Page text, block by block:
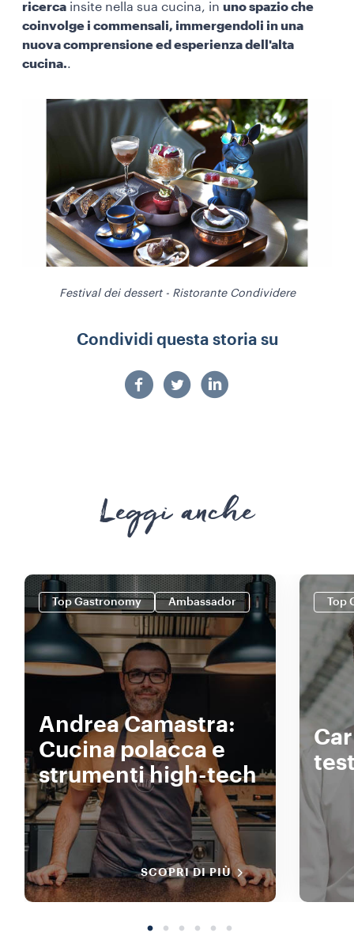
ricerca insite nella sua cucina, in uno spazio che
coinvolge i commensali, immergendoli in una
nuova comprensione ed esperienza dell'alta
cucina..
Festival dei dessert - Ristorante Condividere
Condividi questa storia su
Leggi anche
Top Gastronomy Ambassador
Andrea Camastra:
Cucina polacca e
strumenti high-tech
SCOPRI DI PIÙ
Top